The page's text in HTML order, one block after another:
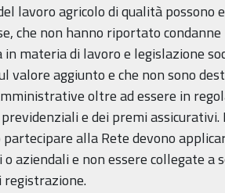
lavoro agricolo di qualità possono
che non hanno riportato
materia di lavoro e legislazione
valore aggiunto e che non sono
oltre ad essere in
e dei premi
alla Rete devono
aziendali e non essere collegate a
registrazione.